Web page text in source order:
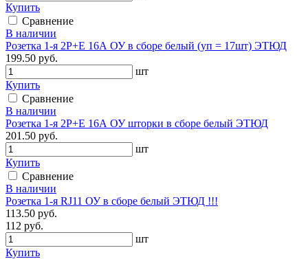
Купить
Сравнение
В наличии
Розетка 1-я 2P+E 16А ОУ в сборе белый (уп = 17шт) ЭТЮД
199.50 руб.
шт
Купить
Сравнение
В наличии
Розетка 1-я 2P+E 16А ОУ шторки в сборе белый ЭТЮД
201.50 руб.
шт
Купить
Сравнение
В наличии
Розетка 1-я RJ11 ОУ в сборе белый ЭТЮД !!!
113.50 руб.
112 руб.
шт
Купить